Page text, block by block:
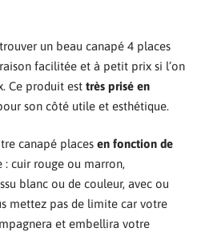
un beau canapé 4 places
facilitée et à petit prix si l’on
Ce produit est très prisé en
son côté utile et esthétique.
canapé places en fonction de
: cuir rouge ou marron,
blanc ou de couleur, avec ou
mettez pas de limite car votre
et embellira votre